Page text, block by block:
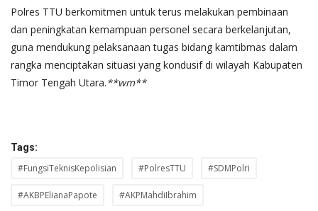
Polres TTU berkomitmen untuk terus melakukan pembinaan
dan peningkatan kemampuan personel secara berkelanjutan,
guna mendukung pelaksanaan tugas bidang kamtibmas dalam
rangka menciptakan situasi yang kondusif di wilayah Kabupaten
Timor Tengah Utara.**wm**
Tags:
#FungsiTeknisKepolisian #PolresTTU #SDMPolri
#AKBPElianaPapote #AKPMahdiIbrahim